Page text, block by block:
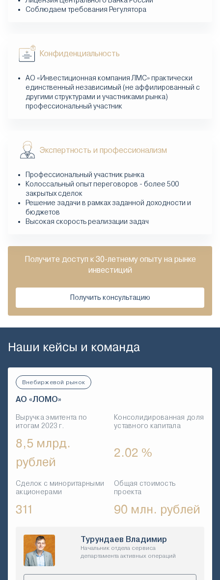
Соблюдаем требования Регулятора
Конфиденциальность
АО «Инвестиционная компания ЛМС» практически
единственный независимый (не аффилированный с
другими структурами и участниками рынка)
профессиональный участник
Экспертность и профессионализм
Профессиональный участник рынка
Колоссальный опыт переговоров - более 500
закрытых сделок
Решение задачи в рамках заданной доходности и
бюджетов
Высокая скорость реализации задач
Получите доступ к 30-летнему опыту на рынке
инвестиций
Получить консультацию
Наши кейсы и команда
Внебиржевой рынок
АО «ЛОМО»
Выручка эмитента по
итогам 2023 г.
8,5 млрд.
рублей
Консолидированная доля
уставного капитала
2.02 %
Сделок с миноритарными
акционерами
311
Общая стоимость
проекта
90 млн. рублей
Турундаев Владимир
Начальник отдела сервиса
департамента активных операций